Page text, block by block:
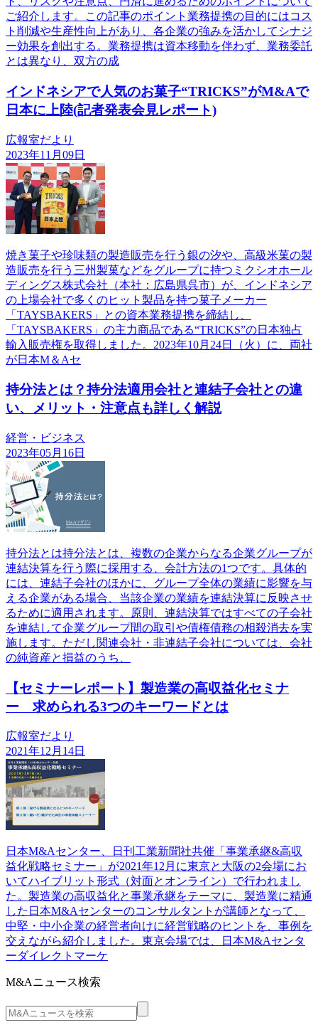
ご紹介します。この記事のポイント業務提携の目的にはコス
ト削減や生産性向上があり、各企業の強みを活かしてシナジ
ー効果を創出する。業務提携は資本移動を伴わず、業務委託
とは異なり、双方の成
インドネシアで人気のお菓子“TRICKS”がM&Aで
日本に上陸(記者発表会見レポート)
広報室だより
2023年11月09日
焼き菓子や珍味類の製造販売を行う銀の汐や、高級米菓の製
造販売を行う三州製菓などをグループに持つミクシオホール
ディングス株式会社（本社：広島県呉市）が、インドネシア
の上場会社で多くのヒット製品を持つ菓子メーカー
「TAYSBAKERS」との資本業務提携を締結し、
「TAYSBAKERS」の主力商品である“TRICKS”の日本独占
輸入販売権を取得しました。2023年10月24日（火）に、両社
が日本M＆Aセ
持分法とは？持分法適用会社と連結子会社との違
い、メリット・注意点も詳しく解説
経営・ビジネス
2023年05月16日
持分法とは持分法とは、複数の企業からなる企業グループが
連結決算を行う際に採用する、会計方法の1つです。具体的
には、連結子会社のほかに、グループ全体の業績に影響を与
える企業がある場合、当該企業の業績を連結決算に反映させ
るために適用されます。原則、連結決算ではすべての子会社
を連結して企業グループ間の取引や債権債務の相殺消去を実
施します。ただし関連会社・非連結子会社については、会社
の純資産と損益のうち、
【セミナーレポート】製造業の高収益化セミナ
ー 求められる3つのキーワードとは
広報室だより
2021年12月14日
日本M&Aセンター、日刊工業新聞社共催「事業承継&高収
益化戦略セミナー」が2021年12月に東京と大阪の2会場にお
いてハイブリット形式（対面とオンライン）で行われまし
た。製造業の高収益化と事業承継をテーマに、製造業に精通
した日本M&Aセンターのコンサルタントが講師となって、
中堅・中小企業の経営者向けに経営戦略のヒントを、事例を
交えながら紹介しました。東京会場では、日本M&Aセンタ
ーダイレクトマーケ
M&Aニュース検索